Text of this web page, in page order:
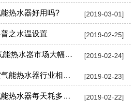
[2019-03-01]
热水器好用吗?
[2019-02-25]
之水温设置
[2019-02-24]
水器市场大幅增长
[2019-02-23]
水器行业相关政策一览
[2019-02-22]
水器每天耗多少电？